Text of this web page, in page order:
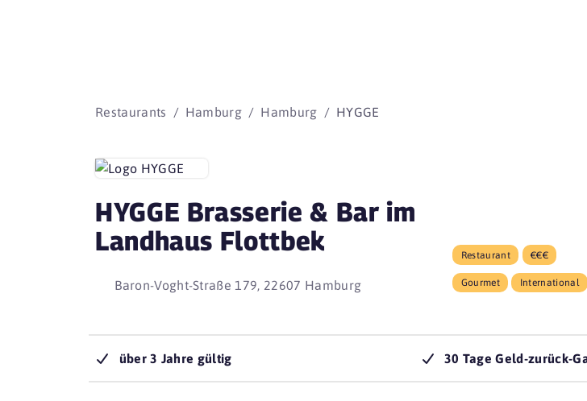
Restaurants Hamburg Hamburg HYGGE
HYGGE Brasserie & Bar im
Landhaus Flottbek
Baron-Voght-Straße 179, 22607 Hamburg
Restaurant €€€
Gourmet International
über 3 Jahre gültig 30 Tage Geld-zurück-